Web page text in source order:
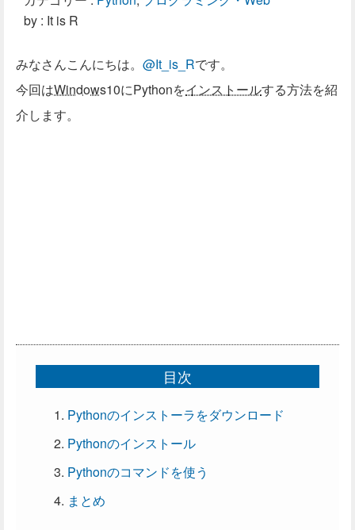
by : It is R
みなさんこんにちは。 @It_is_Rです。
今回はWindows10にPythonをインストールする方法を紹
介します。
目次
Pythonのインストーラをダウンロード
Pythonのインストール
Pythonのコマンドを使う
まとめ